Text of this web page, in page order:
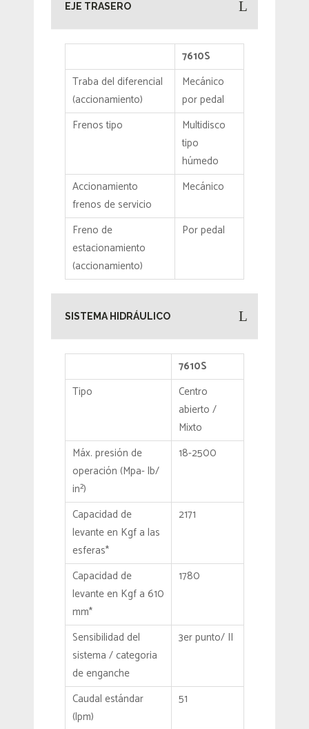
EJE TRASERO
7610S
Traba del diferencial
(accionamiento)
Mecánico
por pedal
Frenos tipo
Multidisco
tipo
húmedo
Accionamiento
frenos de servicio
Mecánico
Freno de
estacionamiento
(accionamiento)
Por pedal
SISTEMA HIDRÁULICO
7610S
Tipo
Centro
abierto /
Mixto
Máx. presión de
operación (Mpa- lb/
in²)
18-2500
Capacidad de
levante en Kgf a las
esferas*
2171
Capacidad de
levante en Kgf a 610
mm*
1780
Sensibilidad del
sistema / categoria
de enganche
3er punto/ II
Caudal estándar
(lpm)
51